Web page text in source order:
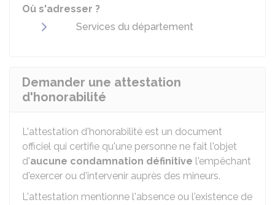
Où s'adresser ?
Services du département
Demander une attestation
d'honorabilité
L'attestation d'honorabilité est un document
officiel qui certifie qu'une personne ne fait l'objet
d'aucune condamnation définitive l'empêchant
d'exercer ou d'intervenir auprès des mineurs.
L'attestation mentionne l'absence ou l'existence de